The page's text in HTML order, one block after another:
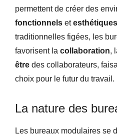
permettent de créer des
fonctionnels etesthétiques
traditionnelles figées, les
favorisent la collaboration,
être des collaborateurs,
choix pour le futur du travail.
La nature des
Les bureaux modulaires se